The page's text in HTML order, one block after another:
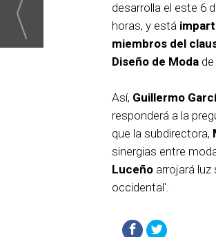
desarrolla el este 6
horas, y está
miembros del
Diseño de Moda
Así, Guillermo
responderá a la
que la subdirectora,
sinergias entre
Luceño arrojará luz
occidental'.